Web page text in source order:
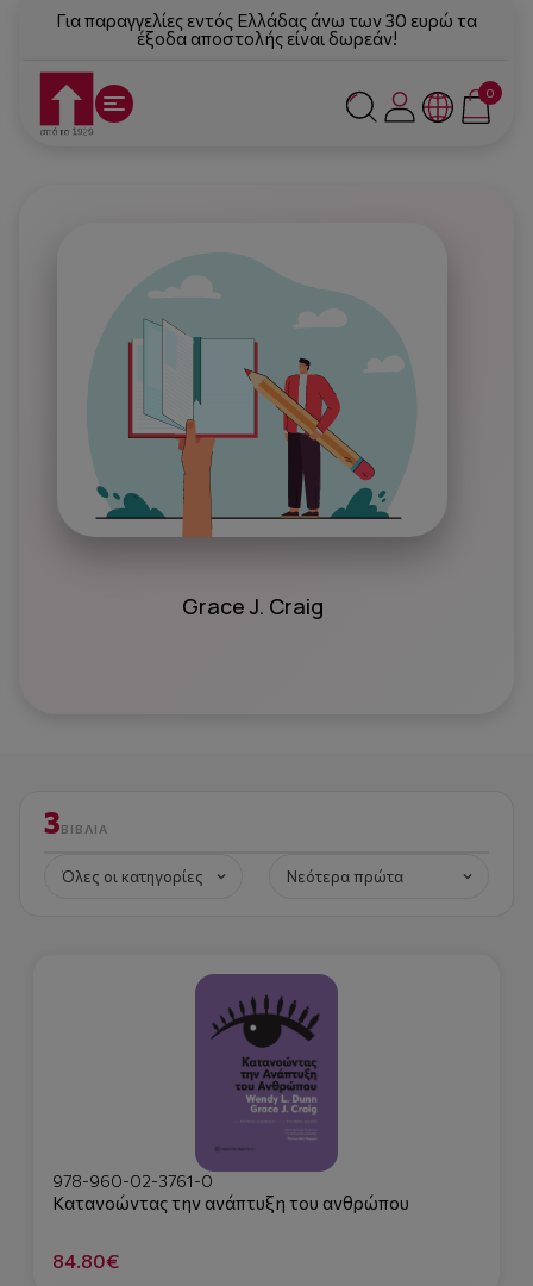
Για παραγγελίες εντός Ελλάδας άνω των 30 ευρώ τα
έξοδα αποστολής είναι δωρεάν!
0
Grace J. Craig
3ΒΙΒΛΊΑ
978-960-02-3761-0
Κατανοώντας την ανάπτυξη του ανθρώπου
84.80€